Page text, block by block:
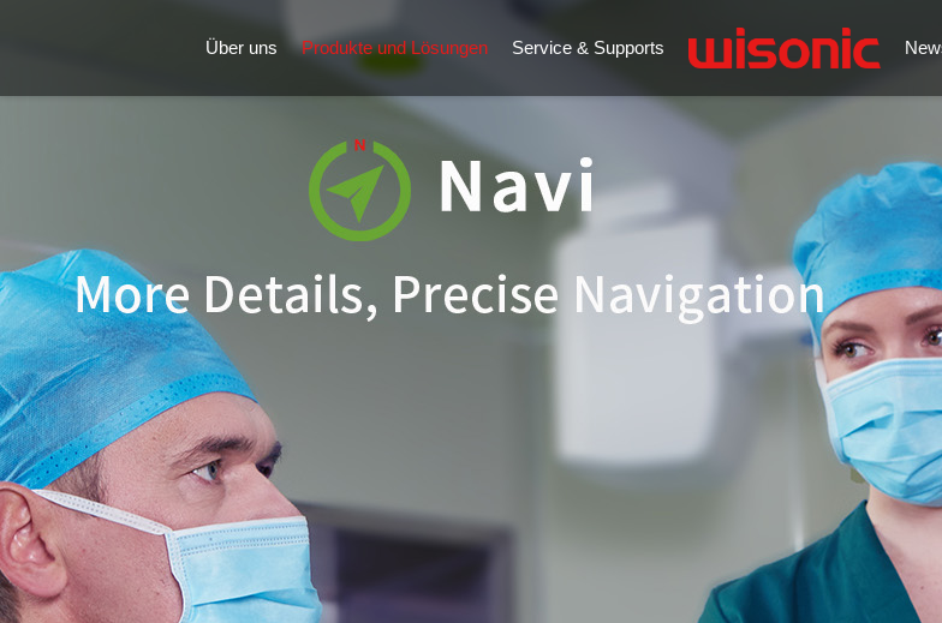
Über uns Produkte und Lösungen Service & Supports